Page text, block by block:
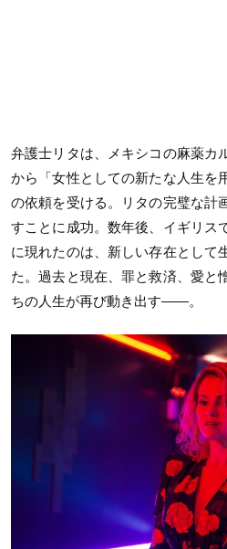
弁護士リタは、メキシコの麻薬カ
から「女性としての新たな人生を
の依頼を受ける。リタの完璧な計
すことに成功。数年後、イギリス
に現れたのは、新しい存在として
た。過去と現在、罪と救済、愛と
ちの人生が再び動き出す——。